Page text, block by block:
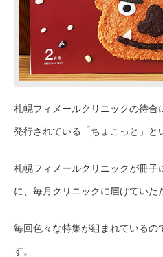
札幌フィメールクリニックの待合
発行されている「ちょこっと」と
札幌フィメールクリニックが冊子
に、毎月クリニックに届けていた
毎回色々な特集が組まれている
す。